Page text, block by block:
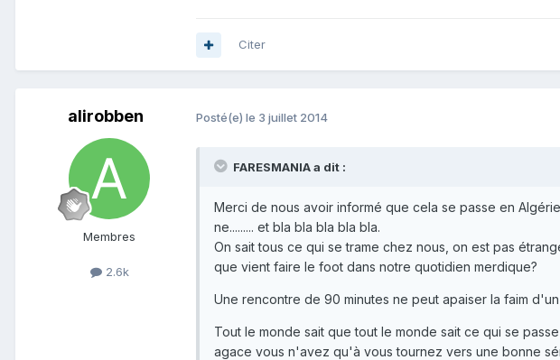
Citer
alirobben
Membres
2.6k
Posté(e) le 3 juillet 2014
FARESMANIA a dit :
Merci de nous avoir informé que cela se passe en
ne......... et bla bla bla bla bla.
On sait tous ce qui se trame chez nous, on est pas
que vient faire le foot dans notre quotidien merdique?
Une rencontre de 90 minutes ne peut apaiser la faim
Tout le monde sait que tout le monde sait ce qui se
agace vous n'avez qu'à vous tournez vers une bonne